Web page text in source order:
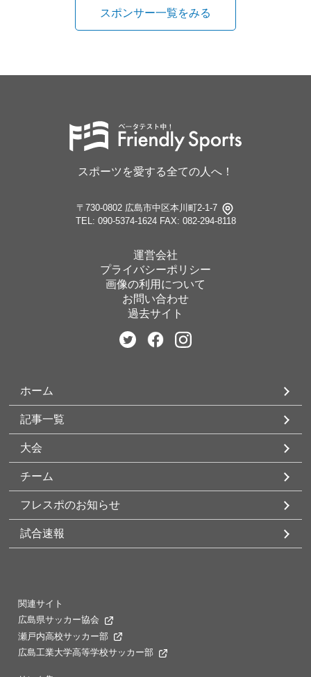
スポンサー一覧をみる
スポーツを愛する全ての人へ！
〒730-0802 広島市中区本川町2-1-7
TEL: 090-5374-1624 FAX: 082-294-8118
運営会社
プライバシーポリシー
画像の利用について
お問い合わせ
過去サイト
ホーム
記事一覧
大会
チーム
フレスポのお知らせ
試合速報
関連サイト
広島県サッカー協会
瀬戸内高校サッカー部
広島工業大学高等学校サッカー部